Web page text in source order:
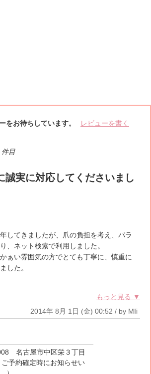
をお待ちしています。 レビューを書く
件目
誠実に対応してくださいまし
してきましたが、爪の負担を考え、パラ
、ネット検索で利用しました。
ぁい雰囲気の方でとても丁寧に、慎重に
した。
もっと見る ▼
2014年 8月 1日 (金) 00:52 / by MIi
名古屋市中区栄３丁目
ご予約確定時にお知らせい